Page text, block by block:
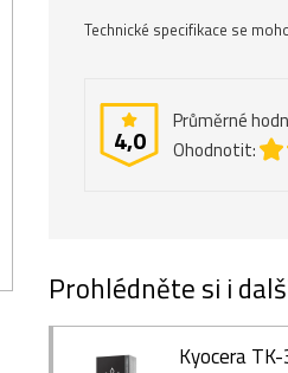
Technické specifikace se
4,0
Průměrné
Ohodnotit:
Prohlédněte si i
Kyocera